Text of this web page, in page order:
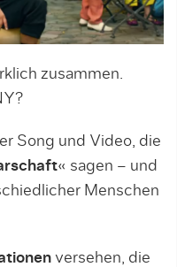
zusammen.
Song und Video, die
« sagen – und
Menschen
versehen, die